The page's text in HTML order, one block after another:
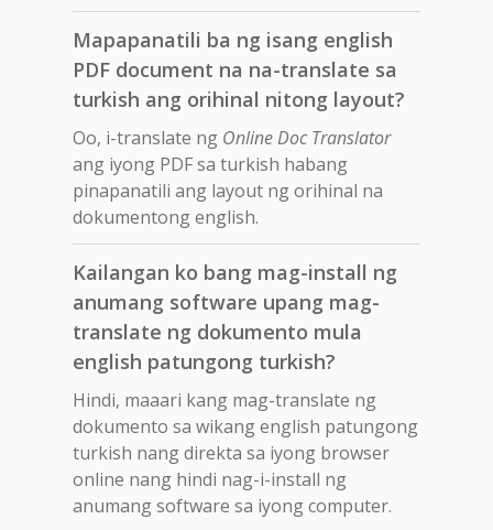
Mapapanatili ba ng isang english
PDF document na na-translate sa
turkish ang orihinal nitong layout?
Oo, i-translate ng Online Doc Translator
ang iyong PDF sa turkish habang
pinapanatili ang layout ng orihinal na
dokumentong english.
Kailangan ko bang mag-install ng
anumang software upang mag-
translate ng dokumento mula
english patungong turkish?
Hindi, maaari kang mag-translate ng
dokumento sa wikang english patungong
turkish nang direkta sa iyong browser
online nang hindi nag-i-install ng
anumang software sa iyong computer.